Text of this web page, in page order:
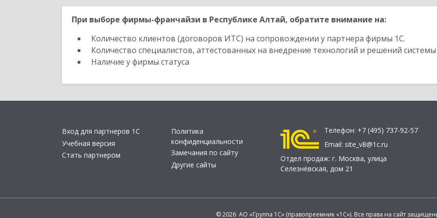
При выборе фирмы-франчайзи в Республике Алтай, обратите внимание на:
Количество клиентов (договоров ИТС) на сопровождении у партнера фирмы 1С.
Количество специалистов, аттестованных на внедрение технологий и решений
Наличие у фирмы статуса
Вход для партнеров 1С
Учебная версия
Стать партнером
Политика
конфиденциальности
Замечания по сайту
Другие сайты
Телефон: +7 (495) 737-92-57
Email: site_v8@1c.ru
Отдел продаж: г. Москва, улица
Селезнёвская, дом 21
© 2026 АО «Группа 1С» (правопреемник «1С»). Все права на сайт